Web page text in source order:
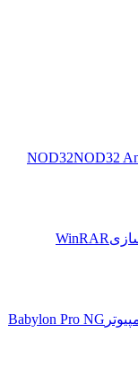
NOD32
WinRAR
Babylon Pro NG